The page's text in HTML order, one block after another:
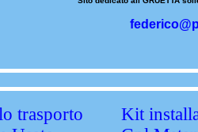
trasporto
Kit